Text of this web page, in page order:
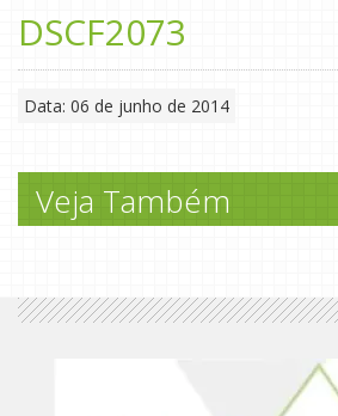
DSCF2073
Data: 06 de junho de 2014
Veja Também